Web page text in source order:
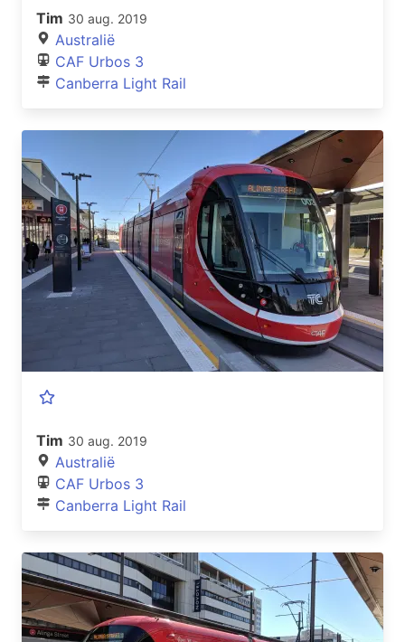
Tim 30 aug. 2019
Australië
CAF Urbos 3
Canberra Light Rail
Tim 30 aug. 2019
Australië
CAF Urbos 3
Canberra Light Rail